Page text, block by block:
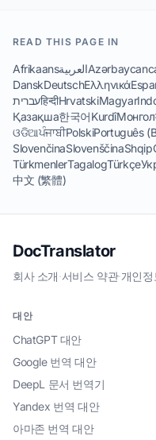
READ THIS PAGE IN
Afrikaansالعربية
DanskDeutschΕλληνικά
עבריתहिन्दीHrvatskiMagyar
Қазақша한국어KurdîМонгол
ଓଡିଆਪੰਜਾਬੀPolskiPortuguês
SlovenčinaSlovenščinaShqip
TürkmenlerTagalogTürkçe
中文 (繁體)
DocTranslator
회사 소개·서비스 약관·개인
대안
ChatGPT 대안
Google 번역 대안
DeepL 문서 번역기
Yandex 번역 대안
아마존 번역 대안